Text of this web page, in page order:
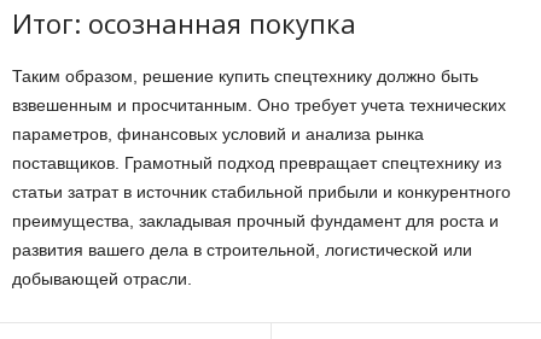
Итог: осознанная покупка
Таким образом, решение купить спецтехнику должно быть
взвешенным и просчитанным. Оно требует учета технических
параметров, финансовых условий и анализа рынка
поставщиков. Грамотный подход превращает спецтехнику из
статьи затрат в источник стабильной прибыли и конкурентного
преимущества, закладывая прочный фундамент для роста и
развития вашего дела в строительной, логистической или
добывающей отрасли.